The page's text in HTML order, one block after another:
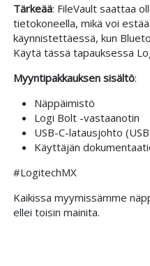
Tärkeää: FileVault saattaa
tietokoneella, mikä voi
käynnistettäessä, kun
Käytä tässä tapauksessa
Myyntipakkauksen sisältö:
Näppäimistö
Logi Bolt -vastaanotin
USB-C-latausjohto
Käyttäjän
#LogitechMX
Kaikissa myymissämme
ellei toisin mainita.